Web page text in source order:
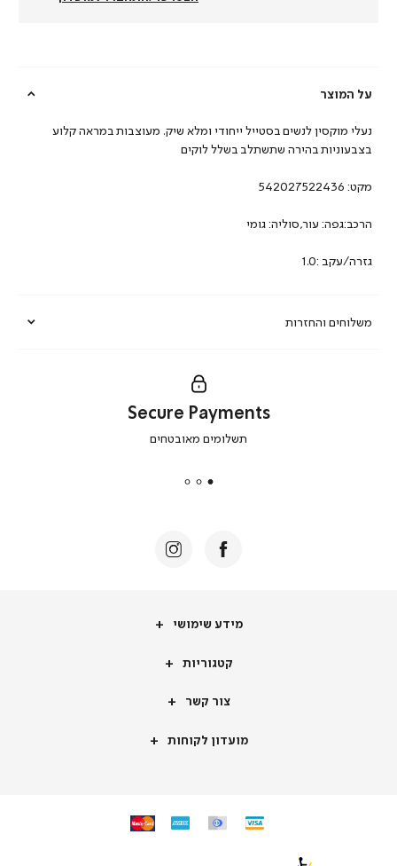
על המוצר
משלוחים והחזרות
נעלי מוקסין לנשים בסטייל ייחודי ומלא שיק. מעוצבות במראה קלוע
בצבעוניות בהירה שתשתלב בשלל לוקים
מקט: 542027522436
הרכב:גפה: עור,סוליה: גומי
גזרה/עקב :1.0
secure
Secure Payments
תשלומים מאובטחים
מידע
מידע שימושי
קטגוריותקטגוריות
צור
צור קשר
מועדון
מועדון לקוחות